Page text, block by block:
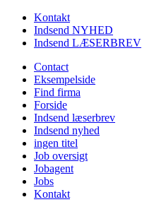
Kontakt
Indsend NYHED
Indsend LÆSERBREV
Contact
Eksempelside
Find firma
Forside
Indsend læserbrev
Indsend nyhed
ingen titel
Job oversigt
Jobagent
Jobs
Kontakt